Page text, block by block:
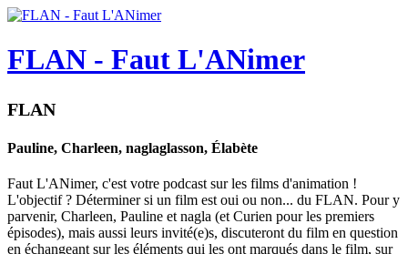
FLAN - Faut L'ANimer
FLAN
Pauline, Charleen, naglaglasson, Élabète
Faut L'ANimer, c'est votre podcast sur les films d'animation !
L'objectif ? Déterminer si un film est oui ou non... du FLAN. Pour y
parvenir, Charleen, Pauline et nagla (et Curien pour les premiers
épisodes), mais aussi leurs invité(e)s, discuteront du film en question
en échangeant sur les éléments qui les ont marqués dans le film, sur